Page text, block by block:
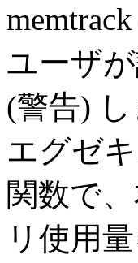
ユーザ
(警告)
エグゼ
関数で
リ使用